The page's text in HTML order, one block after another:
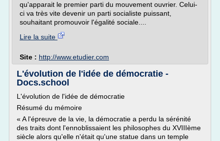
qu'apparait le premier parti du mouvement ouvrier. Celui-
ci va très vite devenir un parti socialiste puissant,
souhaitant promouvoir l'égalité sociale....
Lire la suite
Site : http://www.etudier.com
L'évolution de l'idée de démocratie -
Docs.school
L'évolution de l'idée de démocratie
Résumé du mémoire
« A l'épreuve de la vie, la démocratie a perdu la sérénité
des traits dont l'ennoblissaient les philosophes du XVIIIème
siècle alors qu'elle n'était qu'une statue dans un temple